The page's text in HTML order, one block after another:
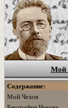
Мой
Содержание:
Мой Чехов